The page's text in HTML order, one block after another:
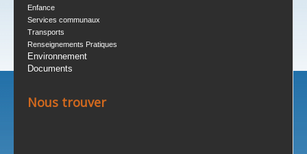
Enfance
Services communaux
Transports
Renseignements Pratiques
Environnement
Documents
Nous trouver